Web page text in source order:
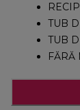
TUB
TUB
FĂRĂ